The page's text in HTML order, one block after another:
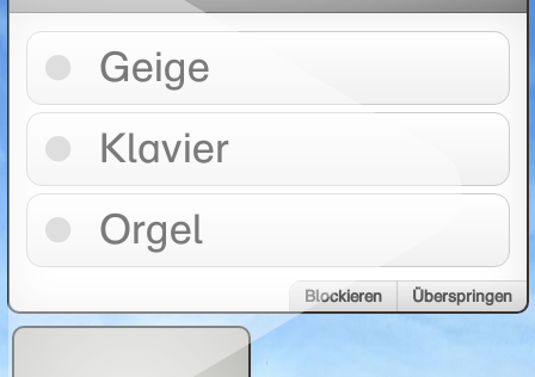
Geige
Klavier
Orgel
Blockieren Überspringen